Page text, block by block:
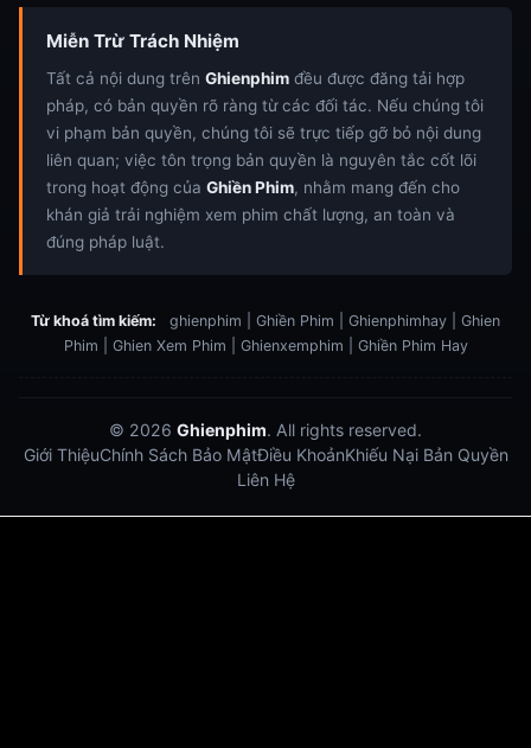
Miễn Trừ Trách Nhiệm
Tất cả nội dung trên Ghienphim đều được đăng tải hợp
pháp, có bản quyền rõ ràng từ các đối tác. Nếu chúng tôi
vi phạm bản quyền, chúng tôi sẽ trực tiếp gỡ bỏ nội dung
liên quan; việc tôn trọng bản quyền là nguyên tắc cốt lõi
trong hoạt động của Ghiền Phim, nhằm mang đến cho
khán giả trải nghiệm xem phim chất lượng, an toàn và
đúng pháp luật.
Từ khoá tìm kiếm:
ghienphim | Ghiền Phim | Ghienphimhay | Ghien
Phim | Ghien Xem Phim | Ghienxemphim | Ghiền Phim Hay
© 2026 Ghienphim. All rights reserved.
Giới ThiệuChính Sách Bảo MậtĐiều KhoảnKhiếu Nại Bản Quyền
Liên Hệ